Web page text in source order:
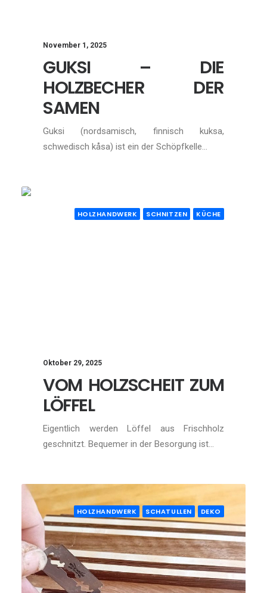
November 1, 2025
GUKSI – DIE
HOLZBECHER DER
SAMEN
Guksi (nordsamisch, finnisch kuksa,
schwedisch kåsa) ist ein der Schöpfkelle…
HOLZHANDWERK SCHNITZEN KÜCHE
Oktober 29, 2025
VOM HOLZSCHEIT ZUM
LÖFFEL
Eigentlich werden Löffel aus Frischholz
geschnitzt. Bequemer in der Besorgung ist…
HOLZHANDWERK SCHATULLEN DEKO